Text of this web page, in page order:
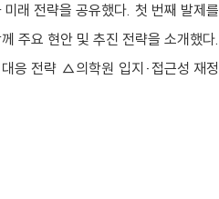
래 전략을 공유했다. 첫 번째 발제를
주요 현안 및 추진 전략을 소개했다.
응 전략 △의학원 입지·접근성 재정